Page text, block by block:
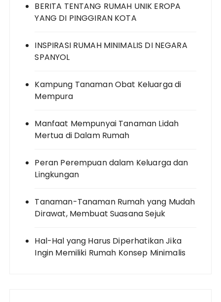
BERITA TENTANG RUMAH UNIK EROPA
YANG DI PINGGIRAN KOTA
INSPIRASI RUMAH MINIMALIS DI NEGARA
SPANYOL
Kampung Tanaman Obat Keluarga di
Mempura
Manfaat Mempunyai Tanaman Lidah
Mertua di Dalam Rumah
Peran Perempuan dalam Keluarga dan
Lingkungan
Tanaman-Tanaman Rumah yang Mudah
Dirawat, Membuat Suasana Sejuk
Hal-Hal yang Harus Diperhatikan Jika
Ingin Memiliki Rumah Konsep Minimalis